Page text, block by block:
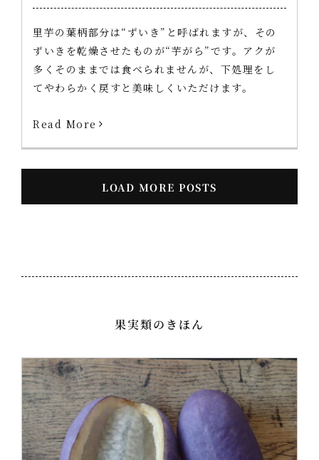
里芋の葉柄部分は“ずいき”と呼ばれますが、その
ずいきを乾燥させたものが“芋がら”です。アクが
多くそのままでは食べられませんが、下処理をし
てやわらかく戻すと美味しくいただけます。
Read More
LOAD MORE POSTS
果実類のきほん